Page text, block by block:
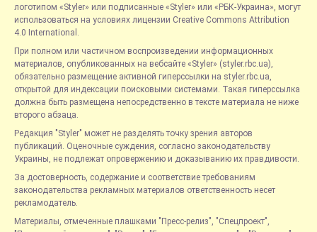
логотипом «Styler» или подписанные «Styler» или «РБК-Украина», могут
использоваться на условиях лицензии Creative Commons Attribution
4.0 International.
При полном или частичном воспроизведении информационных
материалов, опубликованных на вебсайте «Styler» (styler.rbc.ua),
обязательно размещение активной гиперссылки на styler.rbc.ua,
открытой для индексации поисковыми системами. Такая гиперссылка
должна быть размещена непосредственно в тексте материала не ниже
второго абзаца.
Редакция "Styler" может не разделять точку зрения авторов
публикаций. Оценочные суждения, согласно законодательству
Украины, не подлежат опровержению и доказыванию их правдивости.
За достоверность, содержание и соответствие требованиям
законодательства рекламных материалов ответственность несет
рекламодатель.
Материалы, отмеченные плашками "Пресс-релиз", "Спецпроект",